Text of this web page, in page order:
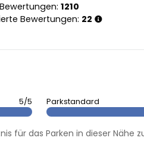
Bewertungen: 1210
Bewertungen: 22
5/5 Parkstandard
für das Parken in dieser Nähe